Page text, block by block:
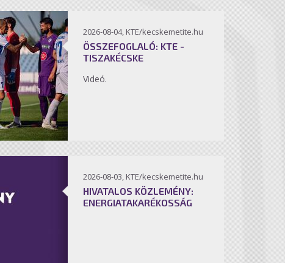
2026-08-04, KTE/kecskemetite.hu
ÖSSZEFOGLALÓ: KTE -
TISZAKÉCSKE
Videó.
2026-08-03, KTE/kecskemetite.hu
HIVATALOS KÖZLEMÉNY:
ENERGIATAKARÉKOSSÁG